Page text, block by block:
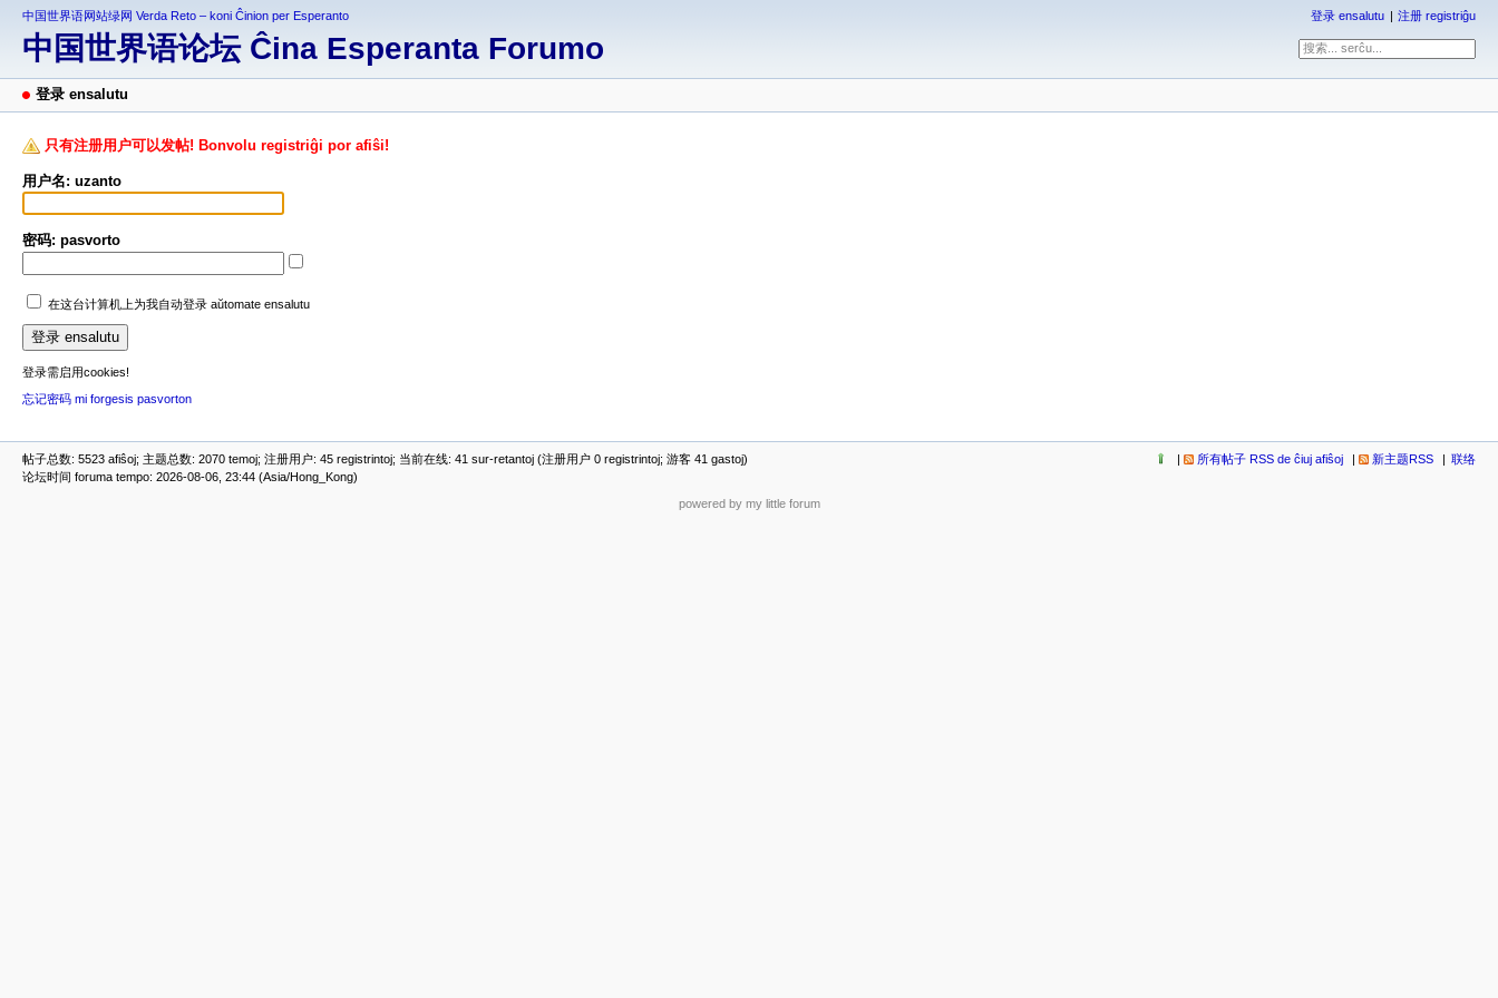
中国世界语网站绿网 Verda Reto – koni Ĉinion per Esperanto
中国世界语论坛 Ĉina Esperanta Forumo
登录 ensalutu 注册 registriĝu
登录 ensalutu
只有注册用户可以发帖! Bonvolu registriĝi por afiŝi!
用户名: uzanto
密码: pasvorto
在这台计算机上为我自动登录 aŭtomate ensalutu
登录需启用cookies!
忘记密码 mi forgesis pasvorton
帖子总数: 5523 afiŝoj; 主题总数: 2070 temoj; 注册用户: 45 registrintoj; 当前在线: 41 sur-retantoj (注册用户 0 registrintoj; 游客 41 gastoj)
论坛时间 foruma tempo: 2026-08-06, 23:44 (Asia/Hong_Kong)
所有帖子 RSS de ĉiuj afiŝoj 新主题RSS 联络
powered by my little forum